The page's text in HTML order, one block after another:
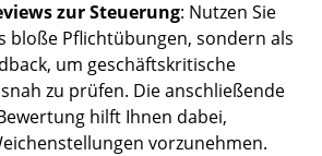
zur Steuerung: Nutzen Sie
bloße Pflichtübungen, sondern als
um geschäftskritische
zu prüfen. Die anschließende
hilft Ihnen dabei,
vorzunehmen.